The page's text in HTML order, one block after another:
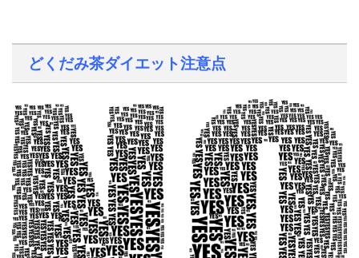
どくだみ茶ダイエット注意点